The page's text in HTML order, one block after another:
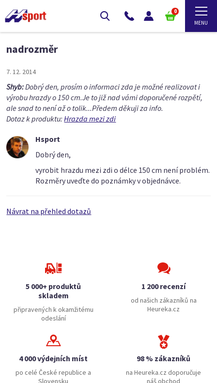
0
nadrozměr
7. 12. 2014
Shyb:Dobrý den, prosím o informaci zda je možné realizovat i
výrobu hrazdy o 150 cm.Je to již nad vámi doporučené rozpětí,
ale snad to není až o tolik...Předem děkuji za info.
Dotaz k produktu:Hrazda mezi zdi
Hsport
Dobrý den,
vyrobit hrazdu mezi zdi o délce 150 cm není problém.
Rozměry uveďte do poznámky v objednávce.
Návrat na přehled dotazů
5 000+ produktů
skladem
připravených k okamžitému
odeslání
1 200 recenzí
od našich zákazníků na
Heureka.cz
4 000 výdejních míst
po celé České republice a
Slovensku
98 % zákazníků
na Heureka.cz doporučuje
náš obchod